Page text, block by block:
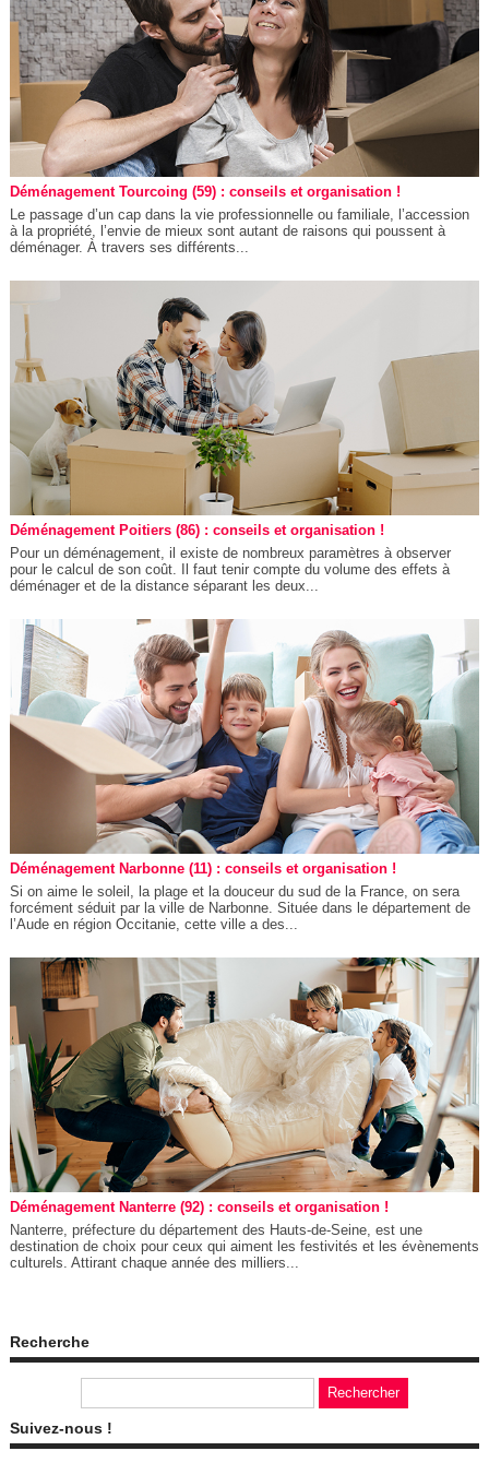
Déménagement Tourcoing (59) : conseils et organisation !
Le passage d’un cap dans la vie professionnelle ou familiale, l’accession
à la propriété, l’envie de mieux sont autant de raisons qui poussent à
déménager. À travers ses différents...
Déménagement Poitiers (86) : conseils et organisation !
Pour un déménagement, il existe de nombreux paramètres à observer
pour le calcul de son coût. Il faut tenir compte du volume des effets à
déménager et de la distance séparant les deux...
Déménagement Narbonne (11) : conseils et organisation !
Si on aime le soleil, la plage et la douceur du sud de la France, on sera
forcément séduit par la ville de Narbonne. Située dans le département de
l’Aude en région Occitanie, cette ville a des...
Déménagement Nanterre (92) : conseils et organisation !
Nanterre, préfecture du département des Hauts-de-Seine, est une
destination de choix pour ceux qui aiment les festivités et les évènements
culturels. Attirant chaque année des milliers...
Recherche
Suivez-nous !